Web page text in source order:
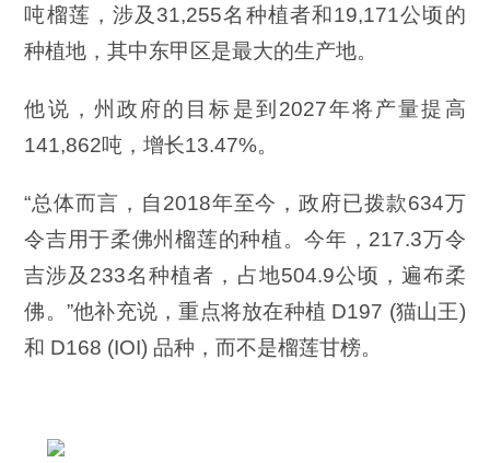
吨榴莲，涉及31,255名种植者和19,171公顷的
种植地，其中东甲区是最大的生产地。
他说，州政府的目标是到2027年将产量提高
141,862吨，增长13.47%。
“总体而言，自2018年至今，政府已拨款634万
令吉用于柔佛州榴莲的种植。今年，217.3万令
吉涉及233名种植者，占地504.9公顷，遍布柔
佛。”他补充说，重点将放在种植 D197 (猫山王)
和 D168 (IOI) 品种，而不是榴莲甘榜。